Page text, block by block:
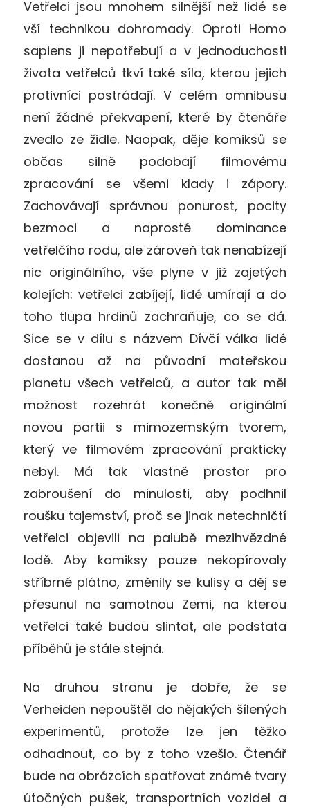
Vetřelci jsou mnohem silnější než lidé se
vší technikou dohromady. Oproti Homo
sapiens ji nepotřebují a v jednoduchosti
života vetřelců tkví také síla, kterou jejich
protivníci postrádají. V celém omnibusu
není žádné překvapení, které by čtenáře
zvedlo ze židle. Naopak, děje komiksů se
občas silně podobají filmovému
zpracování se všemi klady i zápory.
Zachovávají správnou ponurost, pocity
bezmoci a naprosté dominance
vetřelčího rodu, ale zároveň tak nenabízejí
nic originálního, vše plyne v již zajetých
kolejích: vetřelci zabíjejí, lidé umírají a do
toho tlupa hrdinů zachraňuje, co se dá.
Sice se v dílu s názvem Dívčí válka lidé
dostanou až na původní mateřskou
planetu všech vetřelců, a autor tak měl
možnost rozehrát konečně originální
novou partii s mimozemským tvorem,
který ve filmovém zpracování prakticky
nebyl. Má tak vlastně prostor pro
zabroušení do minulosti, aby podhnil
roušku tajemství, proč se jinak netechničtí
vetřelci objevili na palubě mezihvězdné
lodě. Aby komiksy pouze nekopírovaly
stříbrné plátno, změnily se kulisy a děj se
přesunul na samotnou Zemi, na kterou
vetřelci také budou slintat, ale podstata
příběhů je stále stejná.
Na druhou stranu je dobře, že se
Verheiden nepouštěl do nějakých šílených
experimentů, protože lze jen těžko
odhadnout, co by z toho vzešlo. Čtenář
bude na obrázcích spatřovat známé tvary
útočných pušek, transportních vozidel a